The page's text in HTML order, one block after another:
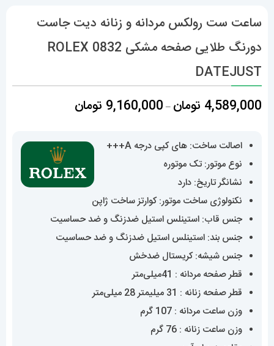
ساعت ست رولکس مردانه و زنانه دیت جاست
دورنگ طلایی صفحه مشکی 0832 ROLEX
DATEJUST
4,589,000 تومان –
9,160,000 تومان
4,589,000 تومان
9,160,000 تومان
اصالت ساخت: های کپی درجه A+++
نوع موتور: تک موتوره
نشانگر تاریخ: دارد
نکنولوژی ساخت موتور: کوارتز ساخت ژاپن
جنس قاب: استینلس استیل ضدزنگ و ضد حساسیت
جنس بند: استینلس استیل ضدزنگ و ضد حساسیت
جنس شیشه: کریستال ضدخش
قطر صفحه مردانه : 41میلی‌متر
قطر صفحه زنانه : 31 میلیمتر 28 میلی‌متر
وزن ساعت مردانه : 107 گرم
وزن ساعت زنانه : 76 گرم